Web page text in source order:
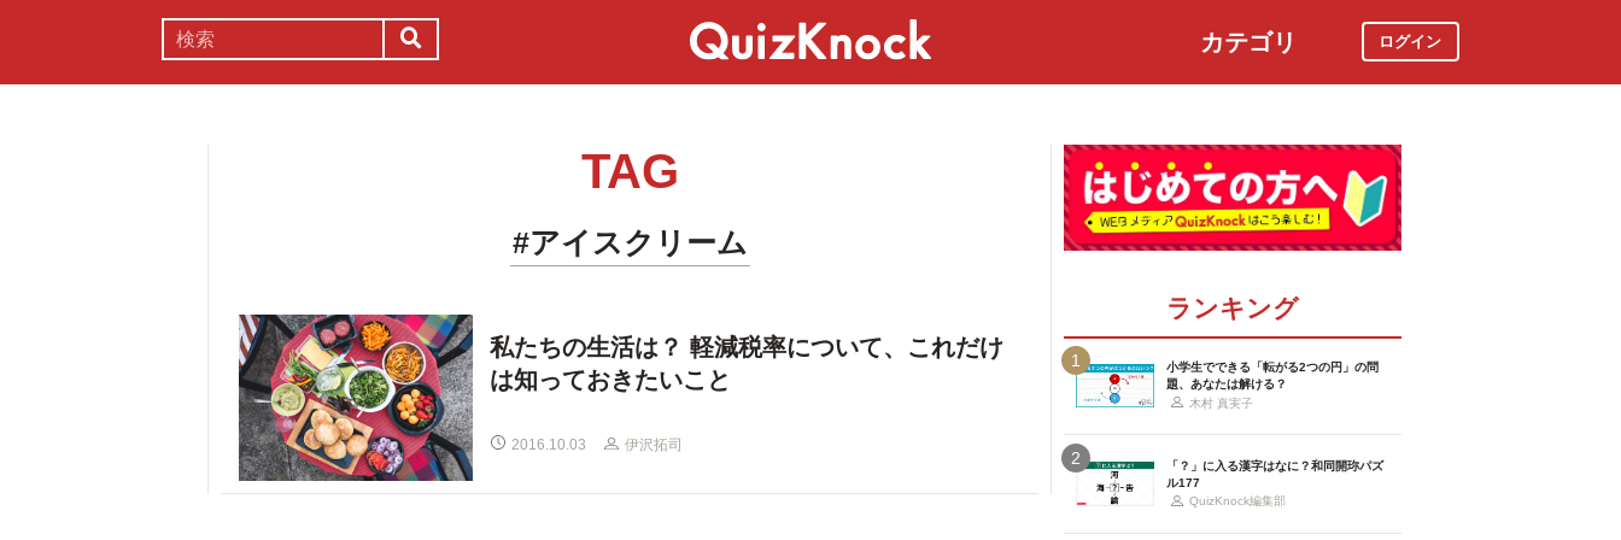
カテゴリ ログイン
TAG
#アイスクリーム
私たちの生活は？ 軽減税率について、これだけ
は知っておきたいこと
2016.10.03 伊沢拓司
ランキング
1
小学生でできる「転がる2つの円」の問
題、あなたは解ける？
木村 真実子
2
「？」に入る漢字はなに？和同開珎パズ
ル177
QuizKnock編集部